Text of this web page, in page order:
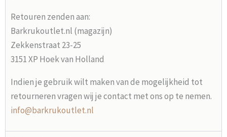
Retouren zenden aan:
Barkrukoutlet.nl (magazijn)
Zekkenstraat 23-25
3151 XP Hoek van Holland
Indien je gebruik wilt maken van de mogelijkheid tot
retourneren vragen wij je contact met ons op te nemen.
info@barkrukoutlet.nl